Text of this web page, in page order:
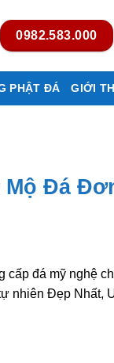
0982.583.000
PHẬT ĐÁ GIỚI
Mộ Đá
cấp đá mỹ nghệ
nhiên Đẹp Nhất,
rẻ đẹp số lượng